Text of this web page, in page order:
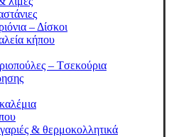
– Δίσκοι
κήπου
– Tσεκούρια
& θερμοκολλητικά